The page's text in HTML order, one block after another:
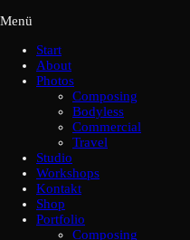
Menü
Start
About
Photos
Composing
Bodyless
Commercial
Travel
Studio
Workshops
Kontakt
Shop
Portfolio
Composing